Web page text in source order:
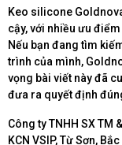
Keo silicone
cậy, với nhiều ưu
Nếu bạn đang tìm
trình của mình,
vọng bài viết này đã
đưa ra quyết định
Công ty TNHH SX TM
KCN VSIP, Từ Sơn,